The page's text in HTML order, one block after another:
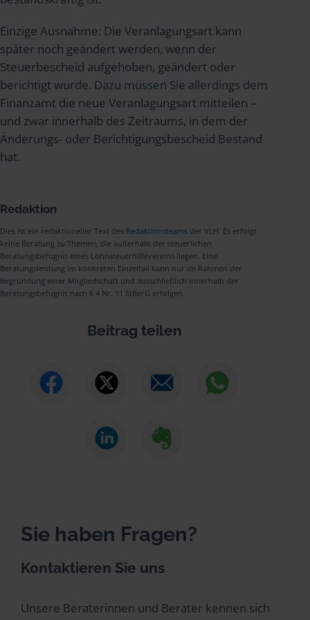
Einzige Ausnahme: Die Veranlagungsart kann
später noch geändert werden, wenn der
Steuerbescheid aufgehoben, geändert oder
berichtigt wurde. Dazu müssen Sie allerdings dem
Finanzamt die neue Veranlagungsart mitteilen –
und zwar innerhalb des Zeitraums, in dem der
Änderungs- oder Berichtigungsbescheid Bestand
hat.
Redaktion
Dies ist ein redaktioneller Text des Redaktionsteams der VLH. Es erfolgt
keine Beratung zu Themen, die außerhalb der steuerlichen
Beratungsbefugnis eines Lohnsteuerhilfevereins liegen. Eine
Beratungsleistung im konkreten Einzelfall kann nur im Rahmen der
Begründung einer Mitgliedschaft und ausschließlich innerhalb der
Beratungsbefugnis nach § 4 Nr. 11 StBerG erfolgen.
Beitrag teilen
Sie haben Fragen?
Kontaktieren Sie uns
Unsere Beraterinnen und Berater kennen sich